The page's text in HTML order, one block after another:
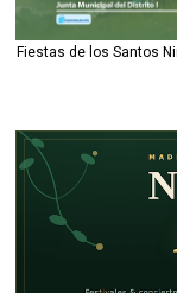
Fiestas de los Santos